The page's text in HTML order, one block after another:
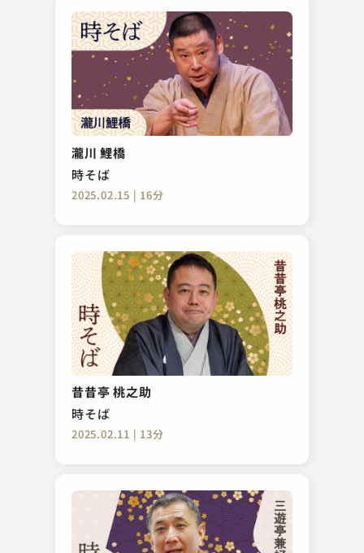
瀧川 鯉橋
時そば
2025.02.15 | 16分
昔昔亭 桃之助
時そば
2025.02.11 | 13分